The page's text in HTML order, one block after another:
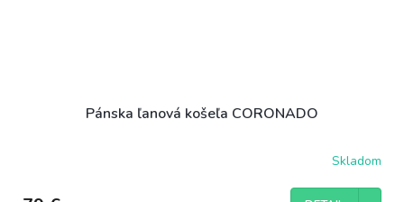
Pánska ľanová košeľa CORONADO
Skladom